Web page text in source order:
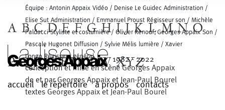
A B C D E F G H I J K L M N O
P Q R S T U V W XYZ
Équipe : Antonin Appaix Vidéo / Denise Le Guidec Administration /
Elise Sut Administration / Emmanuel Proust Régisseur son / Michèle
Paldacci Styliste et costumière / Olivier Renouf, Georges Appaix Son /
Pascale Hugonet Diffusion / Sylvie Mélis lumière / Xavier
Longo Régisseur général
conception et mise en scèneGeorges Appaix
de et parGeorges Appaix et Jean-Paul Bourel
textes Georges Appaix et Jean-Paul Bourel
1982 - 2022
accueil le répertoire à propos contacts